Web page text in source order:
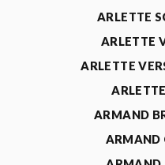
ARLETTE
ARLETTE
ARLETTE
ARMAND
ARMAND